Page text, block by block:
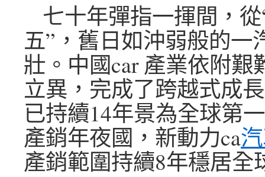
七十年彈指一揮間，
五”，舊日如沖弱般的一
壯。中國car 產業依附艱
立異，完成了跨越式成
已持續14年景為全球第
產銷年夜國，新動力ca
產銷範圍持續8年穩居全